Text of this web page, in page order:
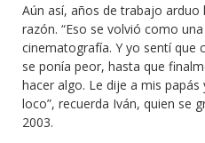
Aún así, años de trabajo
razón. “Eso se volvió como
cinematografía. Y yo sentí que
se ponía peor, hasta que
hacer algo. Le dije a mis
loco”, recuerda Iván, quien se
2003.